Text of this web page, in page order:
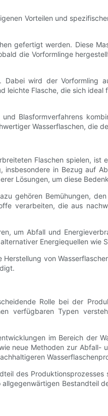
Vorteilen und
gefertigt werden. Diese
die Vorformlinge
Dabei wird der Vorformling
Flasche, die sich ideal
Blasformverfahrens
Wasserflaschen, die
Flaschen spielen, ist
in Bezug auf
Lösungen, um diese
gehören Bemühungen,
verarbeiten, die aus
um Abfall und
Energiequellen wie
von
Rolle bei der
verfügbaren Typen
im Bereich der
neue Methoden zur Abfall-
des
Bestandteil